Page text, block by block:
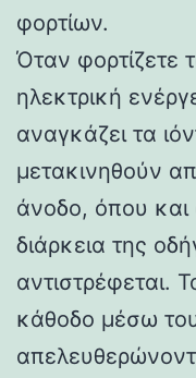
φορτίων.
Όταν φορτίζετε
ηλεκτρική
αναγκάζει τα
μετακινηθούν
άνοδο, όπου και
διάρκεια της
αντιστρέφεται.
κάθοδο μέσω